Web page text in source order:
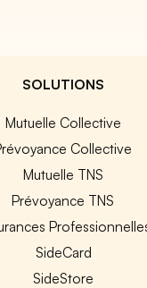
SOLUTIONS
Mutuelle Collective
Collective
Mutuelle TNS
Prévoyance TNS
SideCard
SideStore